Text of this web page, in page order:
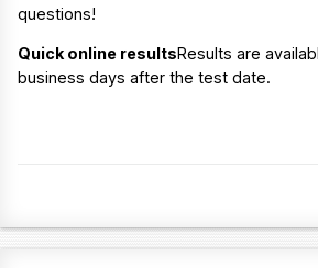
questions!
Quick online resultsResults are
business days after the test date.